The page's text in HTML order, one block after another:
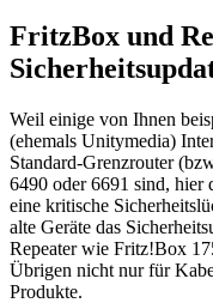
FritzBox und
Weil einige von Ihnen
(ehemals Unitymedia)
Standard-Grenzrouter
6490 oder 6691 sind, hier
eine kritische
alte Geräte das
Repeater wie Fritz!Box
Übrigen nicht nur für
Produkte.